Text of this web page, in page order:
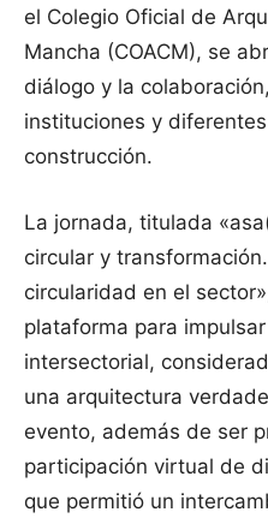
el Colegio Oficial de
Mancha (COACM), se
diálogo y la
instituciones y
construcción.
La jornada, titulada
circular y
circularidad en el
plataforma para
intersectorial,
una arquitectura
evento, además de ser
participación virtual de
que permitió un